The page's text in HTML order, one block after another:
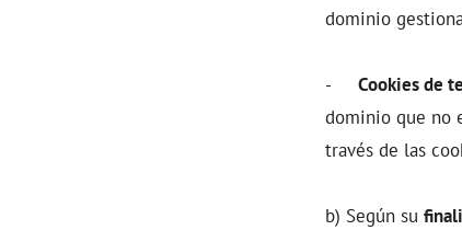
dominio
- Cookies de
dominio que no
través de las
b) Según su